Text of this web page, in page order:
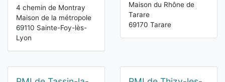
4 chemin de Montray
Maison de la métropole
69110 Sainte-Foy-lès-
Lyon
Maison du Rhône de
Tarare
69170 Tarare